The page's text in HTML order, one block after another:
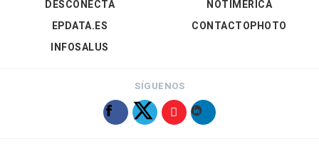
DESCONECTA
EPDATA.ES
INFOSALUS
NOTIMÉRICA
CONTACTOPHOTO
SÍGUENOS